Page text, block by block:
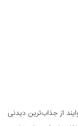
از جذاب‌ترین دیدنی